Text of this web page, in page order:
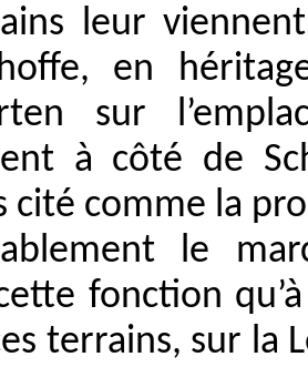
leur
en
sur
à côté de
cité comme la
le
fonction
terrains, sur la